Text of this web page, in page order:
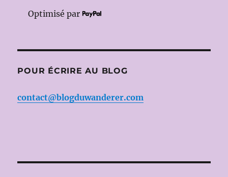
Optimisé par
POUR ÉCRIRE AU BLOG
contact@blogduwanderer.com